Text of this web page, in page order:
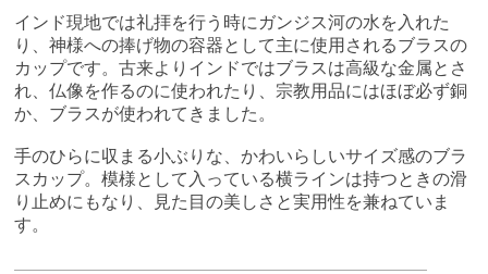
インド現地では礼拝を行う時にガンジス河の水を入れた
り、神様への捧げ物の容器として主に使用されるブラスの
カップです。古来よりインドではブラスは高級な金属とさ
れ、仏像を作るのに使われたり、宗教用品にはほぼ必ず銅
か、ブラスが使われてきました。
手のひらに収まる小ぶりな、かわいらしいサイズ感のブラ
スカップ。模様として入っている横ラインは持つときの滑
り止めにもなり、見た目の美しさと実用性を兼ねていま
す。